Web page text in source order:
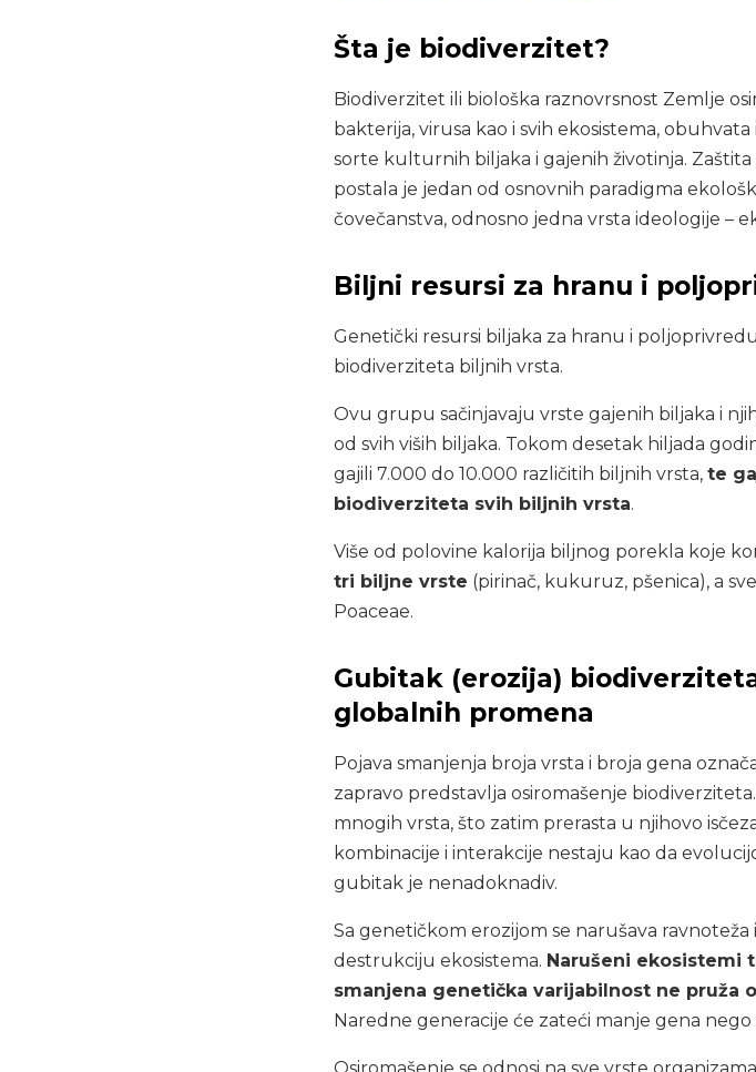
Šta je biodiverzitet?
Biodiverzitet ili biološka raznovrsnost Zemlje
bakterija, virusa kao i svih ekosistema,
sorte kulturnih biljaka i gajenih životinja.
postala je jedan od osnovnih paradigma
čovečanstva, odnosno jedna vrsta ideologije –
Biljni resursi za hranu i
Genetički resursi biljaka za hranu i
biodiverziteta biljnih vrsta.
Ovu grupu sačinjavaju vrste gajenih biljaka i
od svih viših biljaka. Tokom desetak hiljada
gajili 7.000 do 10.000 različitih biljnih vrsta, te
biodiverziteta svih biljnih vrsta.
Više od polovine kalorija biljnog porekla koje
tri biljne vrste (pirinač, kukuruz, pšenica), a
Poaceae.
Gubitak (erozija)
globalnih promena
Pojava smanjenja broja vrsta i broja gena
zapravo predstavlja osiromašenje
mnogih vrsta, što zatim prerasta u njihovo
kombinacije i interakcije nestaju kao da
gubitak je nenadoknadiv.
Sa genetičkom erozijom se narušava
destrukciju ekosistema. Narušeni ekosistemi
smanjena genetička varijabilnost ne pruža
Naredne generacije će zateći manje gena nego